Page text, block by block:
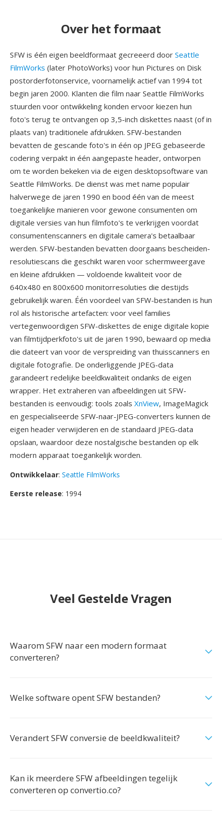
Over het formaat
SFW is één eigen beeldformaat gecreeerd door Seattle
FilmWorks (later PhotoWorks) voor hun Pictures on Disk
postorderfotonservice, voornamelijk actief van 1994 tot
begin jaren 2000. Klanten die film naar Seattle FilmWorks
stuurden voor ontwikkeling konden ervoor kiezen hun
foto's terug te ontvangen op 3,5-inch diskettes naast (of in
plaats van) traditionele afdrukken. SFW-bestanden
bevatten de gescande foto's in één op JPEG gebaseerde
codering verpakt in één aangepaste header, ontworpen
om te worden bekeken via de eigen desktopsoftware van
Seattle FilmWorks. De dienst was met name populair
halverwege de jaren 1990 en bood één van de meest
toegankelijke manieren voor gewone consumenten om
digitale versies van hun filmfoto's te verkrijgen voordat
consumentenscanners en digitale camera's betaalbaar
werden. SFW-bestanden bevatten doorgaans bescheiden-
resolutiescans die geschikt waren voor schermweergave
en kleine afdrukken — voldoende kwaliteit voor de
640x480 en 800x600 monitorresoluties die destijds
gebruikelijk waren. Één voordeel van SFW-bestanden is hun
rol als historische artefacten: voor veel families
vertegenwoordigen SFW-diskettes de enige digitale kopie
van filmtijdperkfoto's uit de jaren 1990, bewaard op media
die dateert van voor de verspreiding van thuisscanners en
digitale fotografie. De onderliggende JPEG-data
garandeert redelijke beeldkwaliteit ondanks de eigen
wrapper. Het extraheren van afbeeldingen uit SFW-
bestanden is eenvoudig: tools zoals XnView, ImageMagick
en gespecialiseerde SFW-naar-JPEG-converters kunnen de
eigen header verwijderen en de standaard JPEG-data
opslaan, waardoor deze nostalgische bestanden op elk
modern apparaat toegankelijk worden.
Ontwikkelaar: Seattle FilmWorks
Eerste release: 1994
Veel Gestelde Vragen
Waarom SFW naar een modern formaat
converteren?
Welke software opent SFW bestanden?
Verandert SFW conversie de beeldkwaliteit?
Kan ik meerdere SFW afbeeldingen tegelijk
converteren op convertio.co?